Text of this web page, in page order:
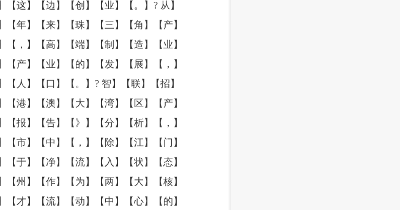
这】【边】【创】【业】【。】? 从】
【年】【来】【珠】【三】【角】【产】
【，】【高】【端】【制】【造】【业】
【产】【业】【的】【发】【展】【，】
人】【口】【。】? 智】【联】【招】
【港】【澳】【大】【湾】【区】【产】
【报】【告】【》】【分】【析】【，】
【市】【中】【，】【除】【江】【门】
【于】【净】【流】【入】【状】【态】
【州】【作】【为】【两】【大】【核】
【才】【流】【动】【中】【心】【的】